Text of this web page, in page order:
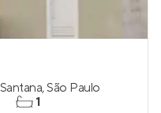
,São Paulo
1